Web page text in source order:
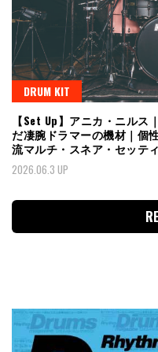
DRUM KIT
【Set Up】アニカ・ニル
だ凄腕ドラマーの機材｜個
流マルチ・スネア・セッテ
2026.06.3 UP